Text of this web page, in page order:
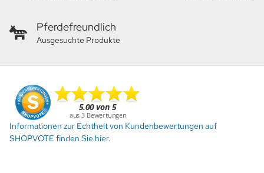
Pferdefreundlich
Ausgesuchte Produkte
Informationen zur Echtheit von Kundenbewertungen auf
SHOPVOTE finden Sie hier.